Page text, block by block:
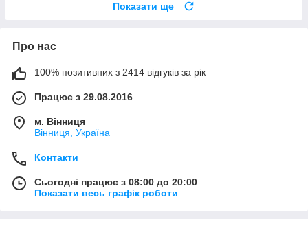
Показати ще
Про нас
100% позитивних з 2414 відгуків за рік
Працює з 29.08.2016
м. Вінниця
Вінниця, Україна
Контакти
Сьогодні працює з 08:00 до 20:00
Показати весь графік роботи